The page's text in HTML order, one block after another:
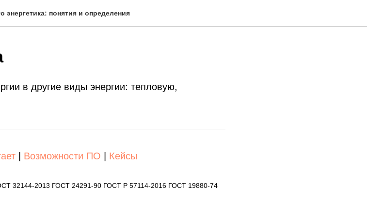
энергетика: понятия и определения
в другие виды энергии: тепловую,
Возможности ПО Кейсы
32144-2013 ГОСТ 24291-90 ГОСТ Р 57114-2016 ГОСТ 19880-74